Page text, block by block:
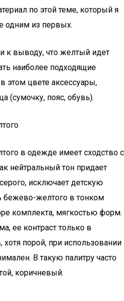
по этой теме, который я
одним из первых.
к выводу, что желтый идет
наиболее подходящие
этом цвете аксессуары,
(сумочку, пояс, обувь).
в одежде имеет сходство с
нейтральный тон придает
исключает детскую
бежево-желтого в тонком
комплекта, мягкостью форм.
ее контраст только в
хотя порой, при использовании
В такую палитру часто
коричневый.